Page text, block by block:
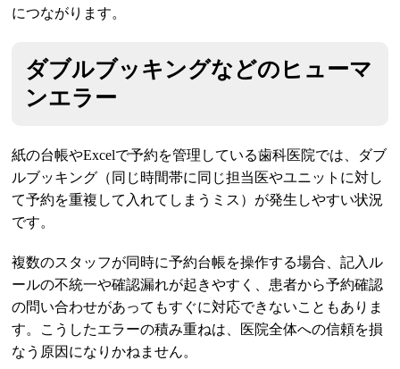
につながります。
ダブルブッキングなどのヒューマ
ンエラー
紙の台帳やExcelで予約を管理している歯科医院では、ダブ
ルブッキング（同じ時間帯に同じ担当医やユニットに対し
て予約を重複して入れてしまうミス）が発生しやすい状況
です。
複数のスタッフが同時に予約台帳を操作する場合、記入ル
ールの不統一や確認漏れが起きやすく、患者から予約確認
の問い合わせがあってもすぐに対応できないこともありま
す。こうしたエラーの積み重ねは、医院全体への信頼を損
なう原因になりかねません。